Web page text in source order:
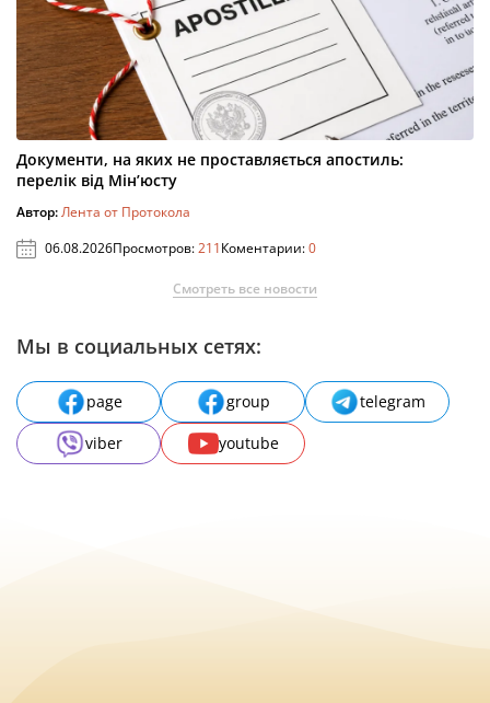
Документи, на яких не проставляється апостиль:
перелік від Мін’юсту
Автор:Лента от Протокола
06.08.2026Просмотров:211Коментарии:0
Смотреть все новости
Мы в социальных сетях:
page group
telegram
viber
youtube